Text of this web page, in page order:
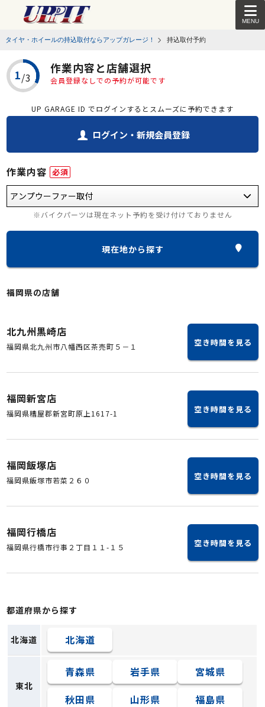
MENU
タイヤ・ホイールの持込取付ならアップガレージ！ 持込取付予約
作業内容と店舗選択
会員登録なしでの予約が可能です
UP GARAGE ID でログインするとスムーズに予約できます
ログイン・新規会員登録
作業内容 必須
※バイクパーツは現在ネット予約を受け付けておりません
現在地から探す
福岡県の店舗
北九州黒崎店
福岡県北九州市八幡西区茶売町５－１ 空き時間を見る
福岡新宮店
福岡県糟屋郡新宮町原上1617-1 空き時間を見る
福岡飯塚店
福岡県飯塚市若菜２６０ 空き時間を見る
福岡行橋店
福岡県行橋市行事２丁目１１-１５ 空き時間を見る
都道府県から探す
北海道 北海道
東北
青森県 岩手県
宮城県
秋田県
山形県 福島県